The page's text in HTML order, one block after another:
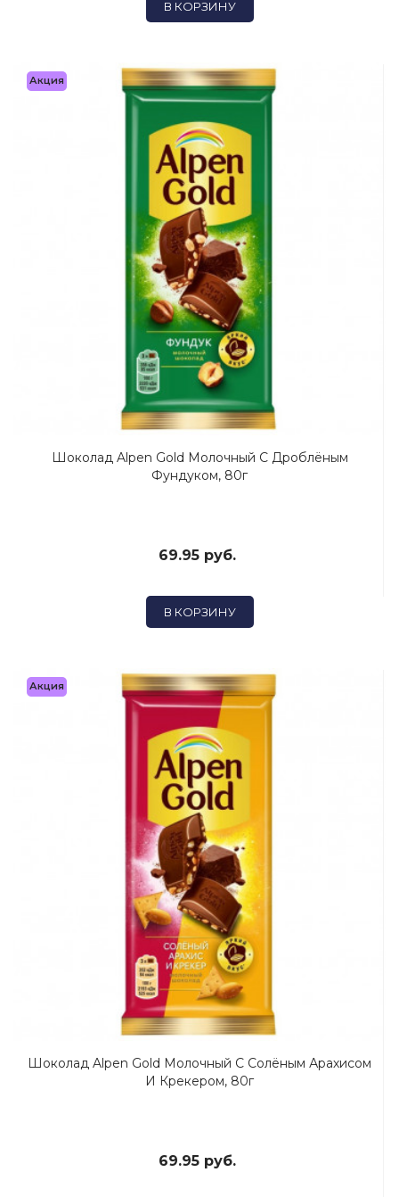
В КОРЗИНУ
Акция
Шоколад Alpen Gold Молочный С Дроблёным
Фундуком, 80г
69.95 руб.
В КОРЗИНУ
Акция
Шоколад Alpen Gold Молочный С Солёным Арахисом
И Крекером, 80г
69.95 руб.